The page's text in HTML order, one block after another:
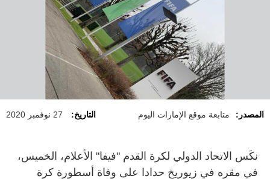
المصدر: متابعة موقع الإمارات اليوم التاريخ: 27 نوفمبر 2020
نكَس الاتحاد الدولي لكرة القدم "فيفا" الأعلام، الخميس،
في مقره في زيوريخ حدادا على وفاة أسطورة كرة